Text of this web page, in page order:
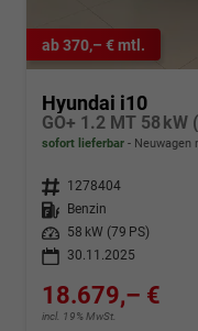
ab 370,– € mtl.
Hyundai i10
sofort lieferbar Neuwagen
Fahrzeugnr. 1278404
Kraftstoff
Benzin
Leistung
58 kW (79 PS)
30.11.2025
18.679,– €
incl. 19% MwSt.